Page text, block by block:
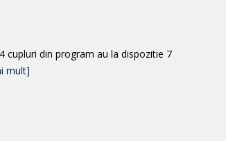
cupluri din program au la dispozitie 7
mult]